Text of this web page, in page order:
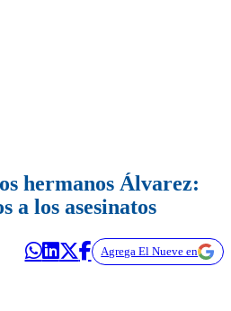
hermanos Álvarez:
a los asesinatos
Agrega El Nueve en